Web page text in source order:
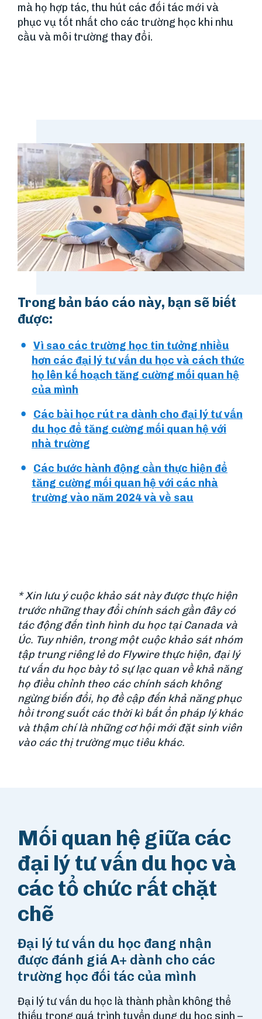
mà họ hợp tác, thu hút các đối tác mới và
phục vụ tốt nhất cho các trường học khi nhu
cầu và môi trường thay đổi.
Trong bản báo cáo này, bạn sẽ biết
được:
Vì sao các trường học tin tưởng nhiều
hơn các đại lý tư vấn du học và cách thức
họ lên kế hoạch tăng cường mối quan hệ
của mình
Các bài học rút ra dành cho đại lý tư vấn
du học để tăng cường mối quan hệ với
nhà trường
Các bước hành động cần thực hiện để
tăng cường mối quan hệ với các nhà
trường vào năm 2024 và về sau
* Xin lưu ý cuộc khảo sát này được thực hiện
trước những thay đổi chính sách gần đây có
tác động đến tình hình du học tại Canada và
Úc. Tuy nhiên, trong một cuộc khảo sát nhóm
tập trung riêng lẻ do Flywire thực hiện, đại lý
tư vấn du học bày tỏ sự lạc quan về khả năng
họ điều chỉnh theo các chính sách không
ngừng biến đổi, họ đề cập đến khả năng phục
hồi trong suốt các thời kì bất ổn pháp lý khác
và thậm chí là những cơ hội mới đặt sinh viên
vào các thị trường mục tiêu khác.
Mối quan hệ giữa các
đại lý tư vấn du học và
các tổ chức rất chặt
chẽ
Đại lý tư vấn du học đang nhận
được đánh giá A+ dành cho các
trường học đối tác của mình
Đại lý tư vấn du học là thành phần không thể
thiếu trong quá trình tuyển dụng du học sinh –